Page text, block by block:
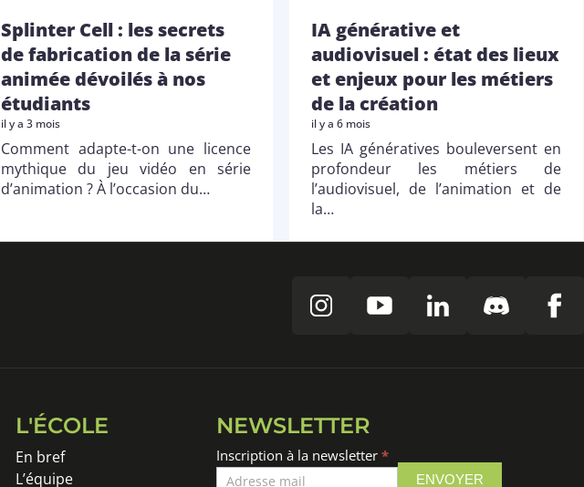
Splinter Cell : les secrets
de fabrication de la série
animée dévoilés à nos
étudiants
il y a 3 mois
Comment adapte-t-on une licence
mythique du jeu vidéo en série
d’animation ? À l’occasion du…
IA générative et
audiovisuel : état des lieux
et enjeux pour les métiers
de la création
il y a 6 mois
Les IA génératives bouleversent en
profondeur les métiers de
l’audiovisuel, de l’animation et de
la…
L'ÉCOLE
En bref
L’équipe
NEWSLETTER
Inscription
Inscription à la newsletter *
ENVOYER